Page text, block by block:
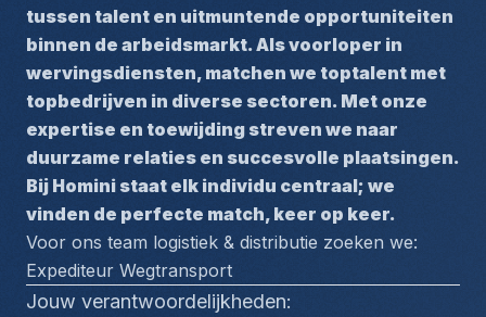
tussen talent en uitmuntende opportuniteiten
binnen de arbeidsmarkt. Als voorloper in
wervingsdiensten, matchen we toptalent met
topbedrijven in diverse sectoren. Met onze
expertise en toewijding streven we naar
duurzame relaties en succesvolle plaatsingen.
Bij Homini staat elk individu centraal; we
vinden de perfecte match, keer op keer.
Voor ons team logistiek & distributie zoeken we:
Expediteur Wegtransport
Jouw verantwoordelijkheden: